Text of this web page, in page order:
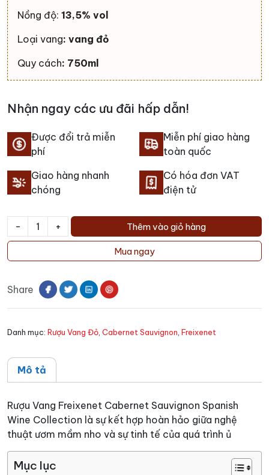
Nồng độ: 13,5% vol
Loại vang: vang đỏ
Quy cách: 750ml
Nhận ngay các ưu đãi hấp dẫn!
Được đổi trả miễn
phí
Miễn phí giao hàng
toàn quốc
Giao hàng nhanh
chóng
Có hóa đơn VAT
điện tử
-
Rượu
Freixenet
Sauvignon
Collection
+ Thêm vào giỏ hàng
Mua ngay
Share
Danh mục: Rượu Vang Đỏ, Cabernet Sauvignon, Freixenet
Mô tả
Rượu Vang Freixenet Cabernet Sauvignon Spanish
Wine Collection là sự kết hợp hoàn hảo giữa nghệ
thuật ươm mầm nho và sự tinh tế của quá trình ủ
Mục lục